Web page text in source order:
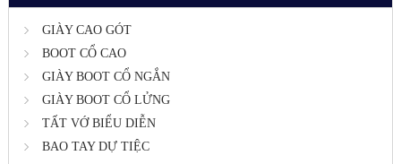
GIÀY CAO GÓT
BOOT CỔ CAO
GIÀY BOOT CỔ NGẮN
GIÀY BOOT CỔ LỬNG
TẤT VỚ BIỂU DIỄN
BAO TAY DỰ TIỆC